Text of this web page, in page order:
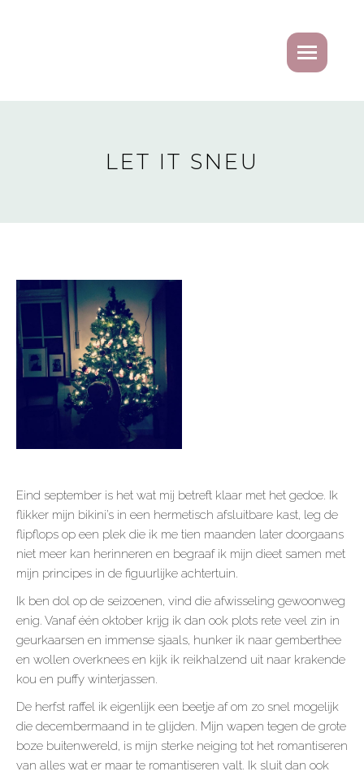
LET IT SNEU
Eind september is het wat mij betreft klaar met het gedoe. Ik
flikker mijn bikini’s in een hermetisch afsluitbare kast, leg de
flipflops op een plek die ik me tien maanden later doorgaans
niet meer kan herinneren en begraaf ik mijn dieet samen met
mijn principes in de figuurlijke achtertuin.
Ik ben dol op de seizoenen, vind die afwisseling gewoonweg
enig. Vanaf één oktober krijg ik dan ook plots rete veel zin in
geurkaarsen en immense sjaals, hunker ik naar gemberthee
en wollen overknees en kijk ik reikhalzend uit naar krakende
kou en puffy winterjassen.
De herfst raffel ik eigenlijk een beetje af om zo snel mogelijk
die decembermaand in te glijden. Mijn wapen tegen de grote
boze buitenwereld, is mijn sterke neiging tot het romantiseren
van alles wat er maar te romantiseren valt. Ik sluit dan ook